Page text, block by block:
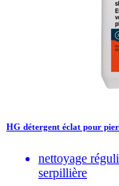
HG détergent éclat pour
nettoyage
serpillière